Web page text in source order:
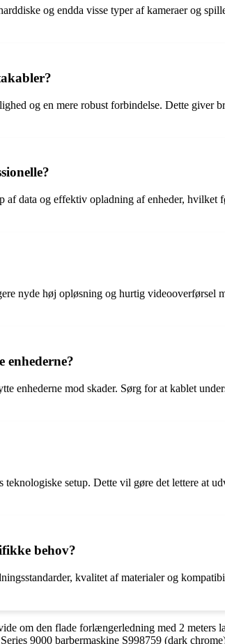
og endda visse typer af kameraer og
og en mere robust forbindelse. Dette giver
data og effektiv opladning af enheder, hvilket
nyde høj opløsning og hurtig videooverførsel
enhederne mod skader. Sørg for at kablet
setup. Dette vil gøre det lettere at
behov?
kvalitet af materialer og
om den flade forlængerledning med 2 meters
9000 barbermaskine S998759 (dark